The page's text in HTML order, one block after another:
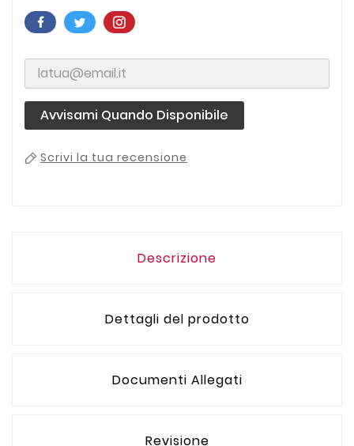
Avvisami Quando Disponibile
Scrivi la tua recensione
Descrizione
Dettagli del prodotto
Documenti Allegati
Revisione